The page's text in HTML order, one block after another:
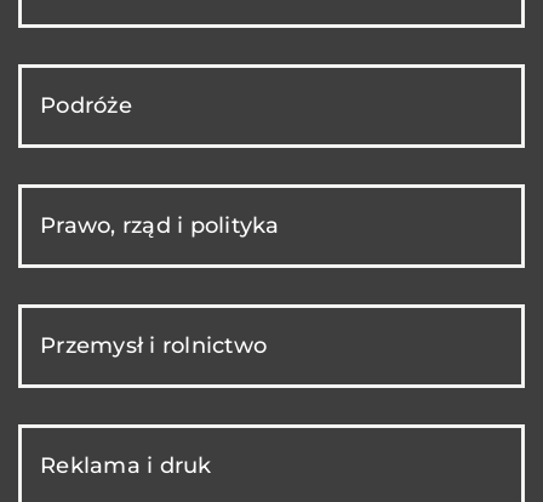
Podróże
Prawo, rząd i polityka
Przemysł i rolnictwo
Reklama i druk